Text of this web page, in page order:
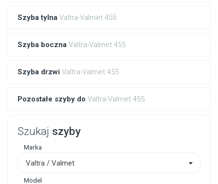
Szyba tylna Valtra-Valmet 455
Szyba boczna Valtra-Valmet 455
Szyba drzwi Valtra-Valmet 455
Pozostałe szyby do Valtra-Valmet 455
Szukaj szyby
Marka
Valtra / Valmet
Model